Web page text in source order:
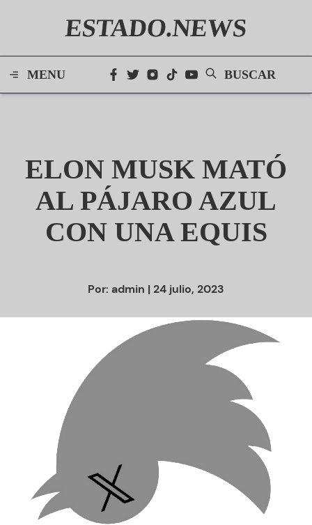
ESTADO.NEWS
MENU BUSCAR
ELON MUSK MATÓ
AL PÁJARO AZUL
CON UNA EQUIS
Por: admin | 24 julio, 2023